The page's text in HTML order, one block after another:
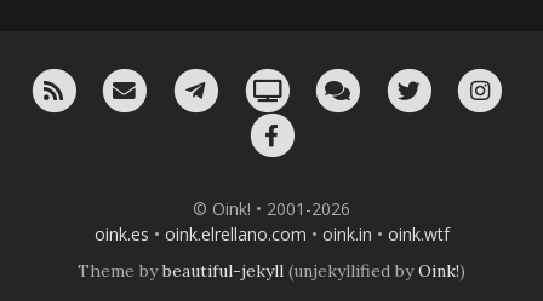
RSS ¡Mándame un email!¡Nuestro canal en Telegram!
Oink! TV Charla con nosotros
Twitter
© Oink! • 2001-2026
oink.es • oink.elrellano.com • oink.in • oink.wtf
Theme bybeautiful-jekyll (unjekyllified byOink!)